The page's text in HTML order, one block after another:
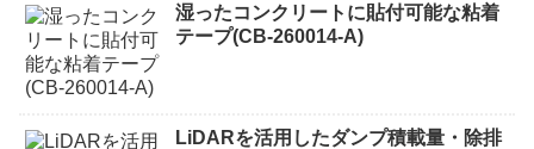
湿ったコンクリートに貼付可能な粘着
テープ(CB-260014-A)
LiDARを活用したダンプ積載量・除排